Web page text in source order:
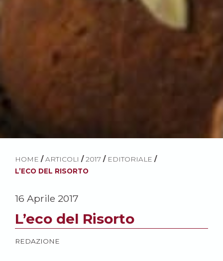
HOME / ARTICOLI / 2017 / EDITORIALE /
L’ECO DEL RISORTO
16 Aprile 2017
L’eco del Risorto
REDAZIONE